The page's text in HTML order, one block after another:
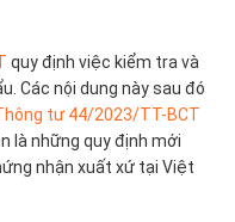
quy định việc kiểm tra và
Các nội dung này sau đó
tư 44/2023/TT-BCT
là những quy định mới
nhận xuất xứ tại Việt